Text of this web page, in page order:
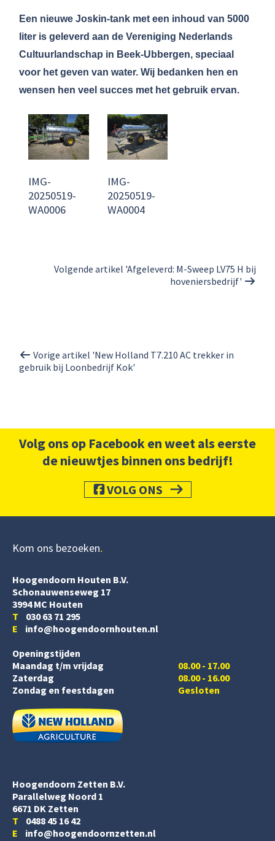
Een nieuwe Joskin-tank met een inhoud van 5000
liter is geleverd aan de Vereniging Nederlands
Cultuurlandschap in Beek-Ubbergen, speciaal
voor het geven van water. Wij bedanken hen en
wensen hen veel succes met het gebruik ervan.
IMG-
20250519-
WA0006
IMG-
20250519-
WA0004
Volgende artikel 'Afgeleverd: M-Sweep LV75 H bij
hoveniersbedrijf'
Vorige artikel 'New Holland T7.210 AC trekker in
gebruik bij Loonbedrijf Kok'
Volg ons op Facebook en weet als eerste
de nieuwtjes binnen ons bedrijf!
VOLG ONS
Kom ons bezoeken
Hoogendoorn Houten B.V.
Schonauwenseweg 17
3994 MC Houten
T 030 63 71 295
E info@hoogendoornhouten.nl
Openingstijden
Maandag t/m vrijdag
Zaterdag
08.00 - 17.00
08.00 - 16.00
Zondag en feestdagen
Gesloten
Hoogendoorn Zetten B.V.
Parallelweg Noord 1
6671 DK Zetten
T 0488 45 16 42
E info@hoogendoornzetten.nl